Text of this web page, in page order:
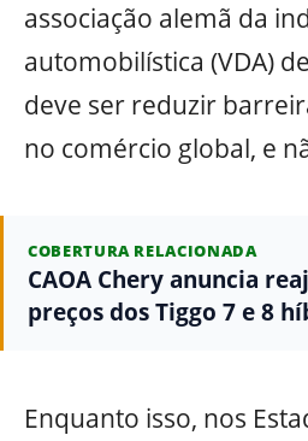
associação alemã da
automobilística (VDA)
deve ser reduzir
no comércio global, e
COBERTURA RELACIONADA
CAOA Chery anuncia
preços dos Tiggo 7 e 8
Enquanto isso, nos